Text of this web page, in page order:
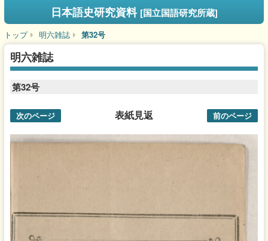
日本語史研究資料 [国立国語研究所蔵]
トップ 明六雑誌 第32号
明六雑誌
第32号
表紙見返
次のページ 前のページ